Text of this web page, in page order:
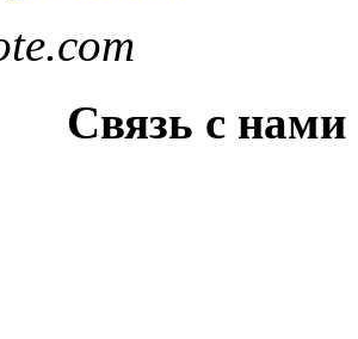
Связь с